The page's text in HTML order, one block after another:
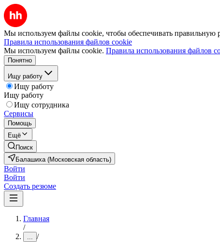
Мы используем файлы cookie, чтобы обеспечивать правильную
Правила использования файлов cookie
Мы используем файлы cookie. Правила использования файлов
Понятно
Ищу работу
Ищу работу
Ищу работу
Ищу сотрудника
Сервисы
Помощь
Ещё
Поиск
Балашиха (Московская область)
Войти
Войти
Создать резюме
Главная
/
... /